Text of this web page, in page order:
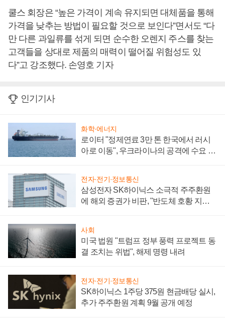
쿨스 회장은 “높은 가격이 계속 유지되면 대체품을 통해
가격을 낮추는 방법이 필요할 것으로 보인다”면서도 “다
만 다른 과일류를 섞게 되면 순수한 오렌지 주스를 찾는
고객들을 상대로 제품의 매력이 떨어질 위험성도 있
다”고 강조했다. 손영호 기자
인기기사
화학·에너지
로이터 "정제연료 3만 톤 한국에서 러시
아로 이동", 우크라이나의 공격에 수요 늘
전자·전기·정보통신
삼성전자 SK하이닉스 소극적 주주환원
에 해외 증권가 비판, "반도체 호황 지속
사회
미국 법원 "트럼프 정부 풍력 프로젝트 동
결 조치는 위법", 해제 명령 내려
전자·전기·정보통신
SK하이닉스 1주당 375원 현금배당 실시,
추가 주주환원 계획 9월 공개 예정